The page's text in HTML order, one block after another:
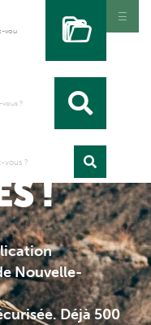
!
Nouvelle-
Déjà 500